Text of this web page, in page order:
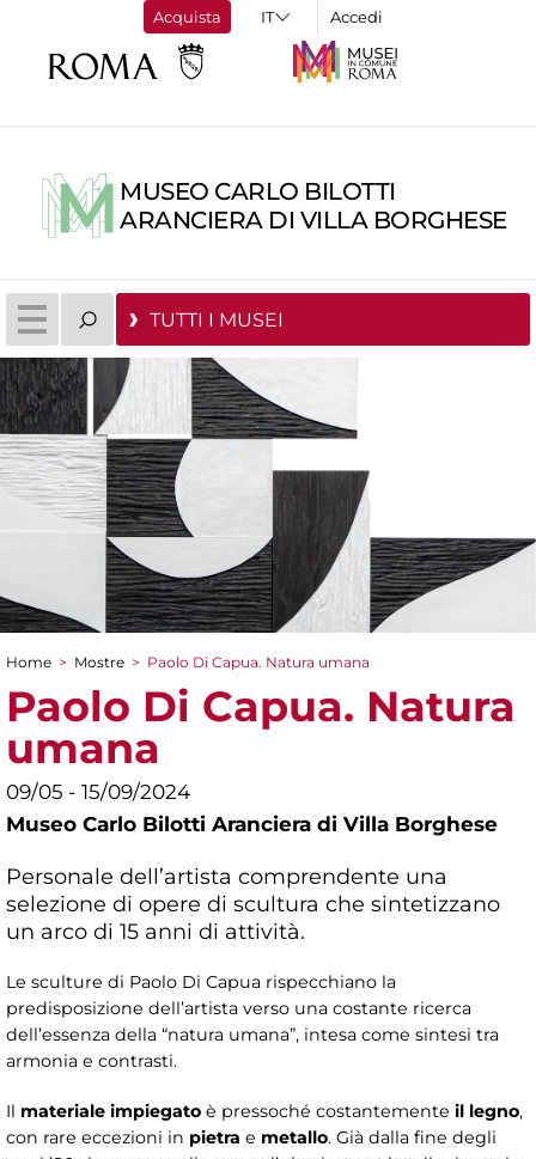
Acquista Accedi
MUSEO CARLO BILOTTI
ARANCIERA DI VILLA BORGHESE
TUTTI I MUSEI
Tu sei qui
Home > Mostre > Paolo Di Capua. Natura umana
Paolo Di Capua. Natura
umana
09/05 - 15/09/2024
Museo Carlo Bilotti Aranciera di Villa Borghese
Personale dell’artista comprendente una
selezione di opere di scultura che sintetizzano
un arco di 15 anni di attività.
Le sculture di Paolo Di Capua rispecchiano la
predisposizione dell’artista verso una costante ricerca
dell’essenza della “natura umana”, intesa come sintesi tra
armonia e contrasti.
Il materiale impiegato è pressoché costantemente il legno,
con rare eccezioni in pietra e metallo. Già dalla fine degli